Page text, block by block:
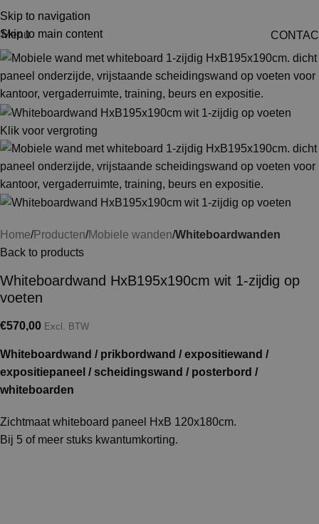
Skip to navigation
Skip to main content
Menu
Klik voor vergroting
Home Producten Mobiele wanden Whiteboardwanden
Back to products
Whiteboardwand HxB195x190cm wit 1-zijdig op
voeten
€570,00 Excl. BTW
Whiteboardwand / prikbordwand / expositiewand /
expositiepaneel / scheidingswand / posterbord /
whiteboarden
Zichtmaat whiteboard paneel HxB 120x180cm.
Bij 5 of meer stuks kwantumkorting.